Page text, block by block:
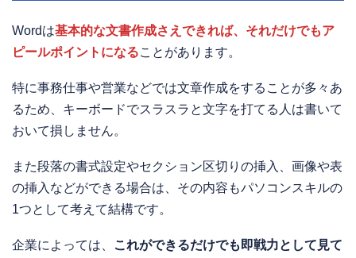
Wordは基本的な文書作成さえできれば、それだけでもア
ピールポイントになることがあります。
特に事務仕事や営業などでは文章作成をすることが多々あ
るため、キーボードでスラスラと文字を打てる人は書いて
おいて損しません。
また段落の書式設定やセクション区切りの挿入、画像や表
の挿入などができる場合は、その内容もパソコンスキルの
1つとして考えて結構です。
企業によっては、
これができるだけでも即戦力として見て